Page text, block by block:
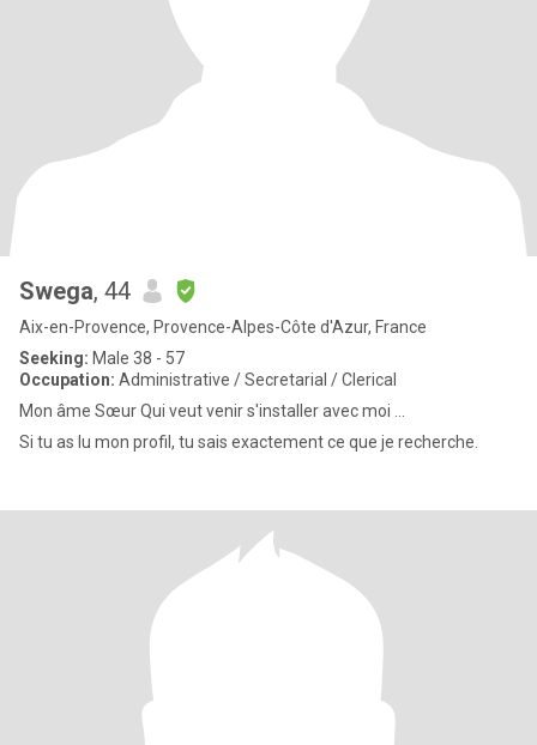
Swega, 44
Aix-en-Provence, Provence-Alpes-Côte d'Azur, France
Seeking: Male 38 - 57
Occupation: Administrative / Secretarial / Clerical
Mon âme Sœur Qui veut venir s'installer avec moi ...
Si tu as lu mon profil, tu sais exactement ce que je recherche.